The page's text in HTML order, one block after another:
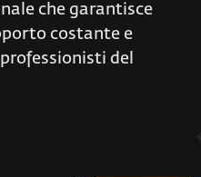
che garantisce
costante e
del